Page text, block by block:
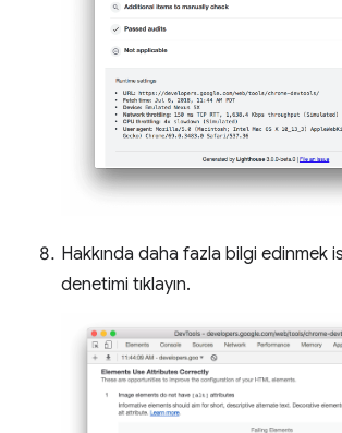
Hakkında daha fazla bilgi edinmek
denetimi tıklayın.